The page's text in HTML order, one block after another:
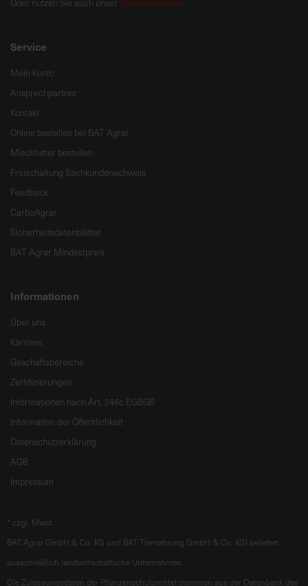
Oder nutzen Sie auch unser .
Service
Mein Konto
Ansprechpartner
Kontakt
Online bestellen bei BAT Agrar
Mischfutter bestellen
Freischaltung Sachkundenachweis
Feedback
CarboAgrar
Sicherheitsdatenblätter
BAT Agrar Mindestpreis
Informationen
Über uns
Karriere
Geschäftsbereiche
Zertifizierungen
Informationen nach Art. 246c EGBGB
Information der Öffentlichkeit
Datenschutzerklärung
AGB
Impressum
* zzgl. Mwst.
BAT Agrar GmbH & Co. KG und BAT Tiernahrung GmbH & Co. KGl beliefert
ausschließlich landwirtschaftliche Unternehmen.
Die Zulassungsdaten der Pflanzenschutzmittel stammen aus der Datenbank des